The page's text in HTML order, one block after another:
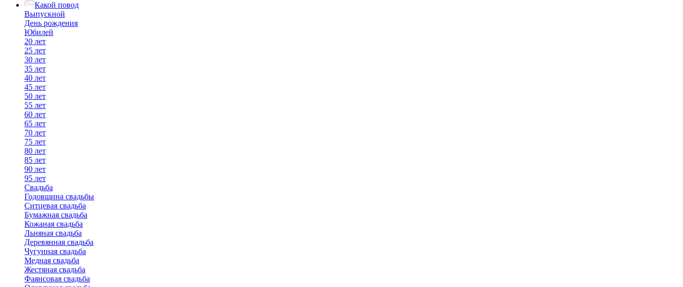
Какой повод
Выпускной
День рождения
Юбилей
20 лет
25 лет
30 лет
35 лет
40 лет
45 лет
50 лет
55 лет
60 лет
65 лет
70 лет
75 лет
80 лет
85 лет
90 лет
95 лет
Свадьба
Годовщина свадьбы
Ситцевая свадьба
Бумажная свадьба
Кожаная свадьба
Льняная свадьба
Деревянная свадьба
Чугунная свадьба
Медная свадьба
Жестяная свадьба
Фаянсовая свадьба